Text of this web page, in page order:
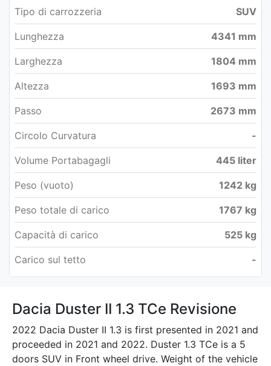
Tipo di carrozzeria SUV
Lunghezza 4341 mm
Larghezza 1804 mm
Altezza 1693 mm
Passo 2673 mm
Circolo Curvatura -
Volume Portabagagli 445 liter
Peso (vuoto) 1242 kg
Peso totale di carico 1767 kg
Capacità di carico 525 kg
Carico sul tetto -
Dacia Duster II 1.3 TCe Revisione
2022 Dacia Duster II 1.3 is first presented in 2021 and
proceeded in 2021 and 2022. Duster 1.3 TCe is a 5
doors SUV in Front wheel drive. Weight of the vehicle